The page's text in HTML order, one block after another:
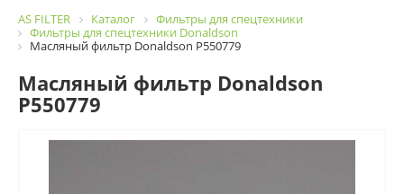
AS FILTER Каталог
Фильтры для спецтехники
Фильтры для спецтехники Donaldson
Масляный фильтр Donaldson P550779
Масляный фильтр Donaldson
P550779